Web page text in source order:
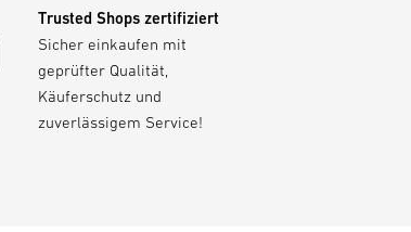
Trusted Shops zertifiziert
Sicher einkaufen mit
geprüfter Qualität,
Käuferschutz und
zuverlässigem Service!